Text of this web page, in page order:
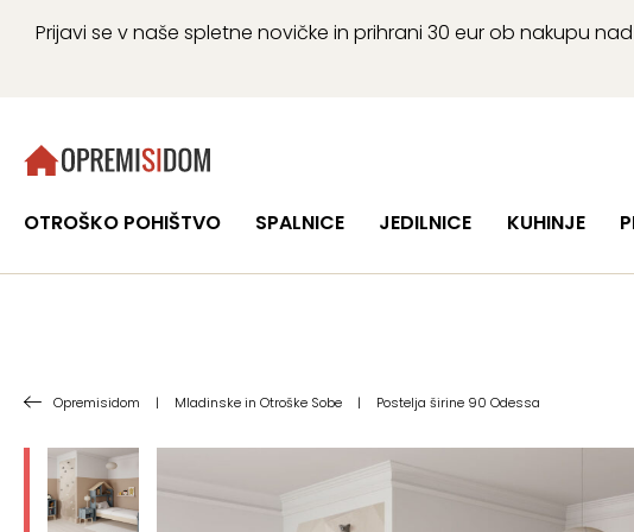
Prijavi se v naše spletne novičke in prihrani 30 eur ob nakupu
OTROŠKO POHIŠTVO SPALNICE JEDILNICE KUHINJE
Opremisidom | Mladinske in Otroške Sobe | Postelja širine 90 Odessa